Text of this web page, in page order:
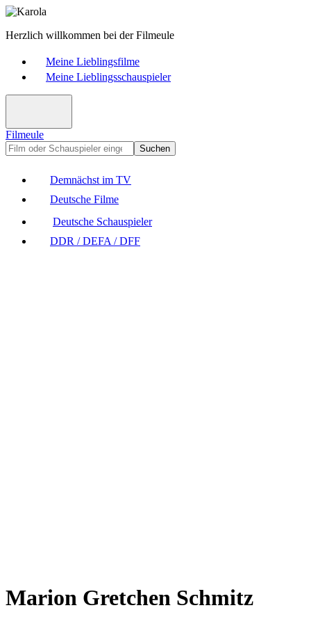
Herzlich willkommen bei der Filmeule
Meine Lieblingsfilme
Meine Lieblingsschauspieler
Filmeule
Suchen
Demnächst im TV
Deutsche Filme
Deutsche Schauspieler
DDR / DEFA / DFF
Marion Gretchen Schmitz